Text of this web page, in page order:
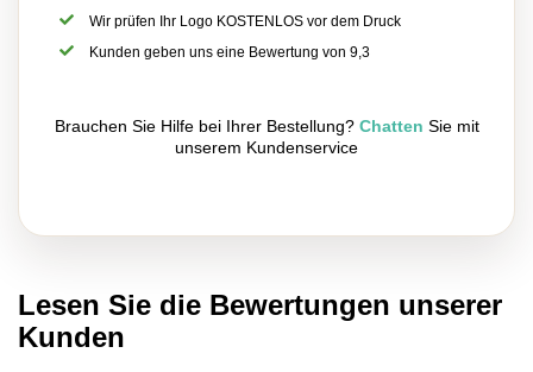
Wir prüfen Ihr Logo KOSTENLOS vor dem Druck
Kunden geben uns eine Bewertung von 9,3
Brauchen Sie Hilfe bei Ihrer Bestellung? Chatten Sie mit
unserem Kundenservice
Lesen Sie die Bewertungen unserer
Kunden